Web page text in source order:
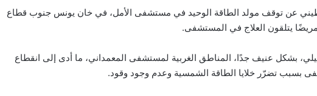
عن توقف مولد الطاقة الوحيد في مستشفى الأمل، في خان يونس جنوب قطاع
بشكل عنيف جدًا، المناطق الغربية لمستشفى المعمداني، ما أدى إلى انقطاع
بسبب تضرّر خلايا الطاقة الشمسية وعدم وجود وقود.